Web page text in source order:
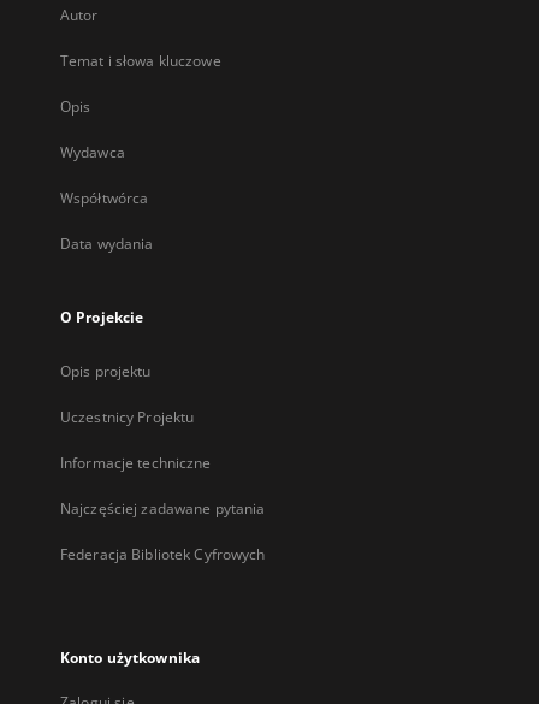
Autor
Temat i słowa kluczowe
Opis
Wydawca
Współtwórca
Data wydania
O Projekcie
Opis projektu
Uczestnicy Projektu
Informacje techniczne
Najczęściej zadawane pytania
Federacja Bibliotek Cyfrowych
Konto użytkownika